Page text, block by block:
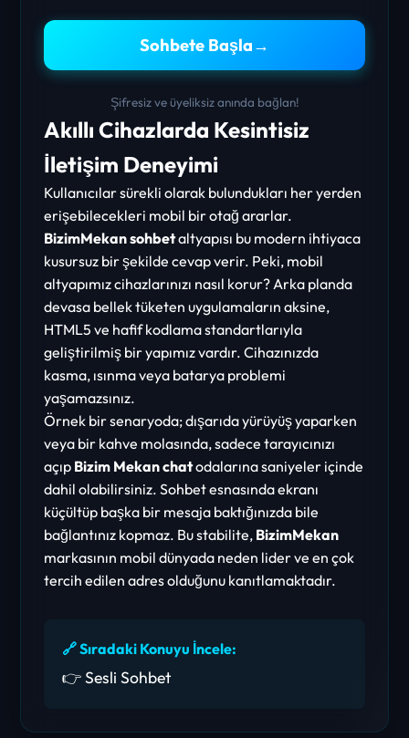
Sohbete Başla→
Şifresiz ve üyeliksiz anında bağlan!
Akıllı Cihazlarda Kesintisiz
İletişim Deneyimi
Kullanıcılar sürekli olarak bulundukları her yerden
erişebilecekleri mobil bir otağ ararlar.
BizimMekan sohbetaltyapısı bu modern ihtiyaca
kusursuz bir şekilde cevap verir. Peki, mobil
altyapımız cihazlarınızı nasıl korur? Arka planda
devasa bellek tüketen uygulamaların aksine,
HTML5 ve hafif kodlama standartlarıyla
geliştirilmiş bir yapımız vardır. Cihazınızda
kasma, ısınma veya batarya problemi
yaşamazsınız.
Örnek bir senaryoda; dışarıda yürüyüş yaparken
veya bir kahve molasında, sadece tarayıcınızı
açıp Bizim Mekan chatodalarına saniyeler içinde
dahil olabilirsiniz. Sohbet esnasında ekranı
küçültüp başka bir mesaja baktığınızda bile
bağlantınız kopmaz. Bu stabilite, BizimMekan
markasının mobil dünyada neden lider ve en çok
tercih edilen adres olduğunu kanıtlamaktadır.
🔗 Sıradaki Konuyu İncele:
👉 Sesli Sohbet